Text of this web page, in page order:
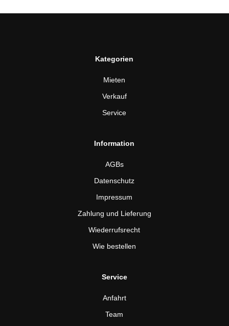
Kategorien
Mieten
Verkauf
Service
Information
AGBs
Datenschutz
Impressum
Zahlung und Lieferung
Wiederrufsrecht
Wie bestellen
Service
Anfahrt
Team